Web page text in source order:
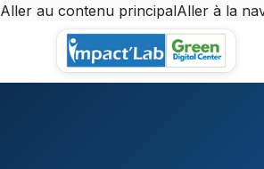
Aller au contenu principalAller à la
Aller au contenu principal